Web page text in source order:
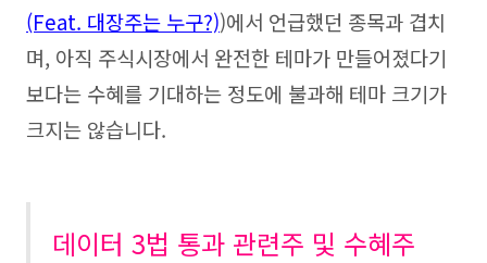
(Feat. 대장주는 누구?))에서 언급했던 종목과 겹치
며, 아직 주식시장에서 완전한 테마가 만들어졌다기
보다는 수혜를 기대하는 정도에 불과해 테마 크기가
크지는 않습니다.
데이터 3법 통과 관련주 및 수혜주